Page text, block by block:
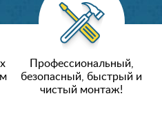
Профессиональный,
безопасный, быстрый и
чистый монтаж!